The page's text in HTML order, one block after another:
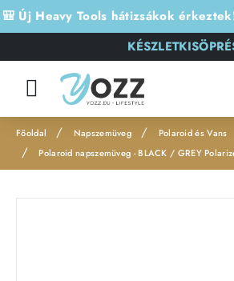
🎒 Új Heavy Tools hátizsákok
o
Napszemüveg
Polaroid és Vans
Polaroid napszemüveg - BLACK / GREY